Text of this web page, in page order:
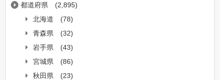
都道府県
(2,895)
北海道
(78)
青森県
(32)
岩手県
(43)
宮城県
(86)
秋田県
(23)